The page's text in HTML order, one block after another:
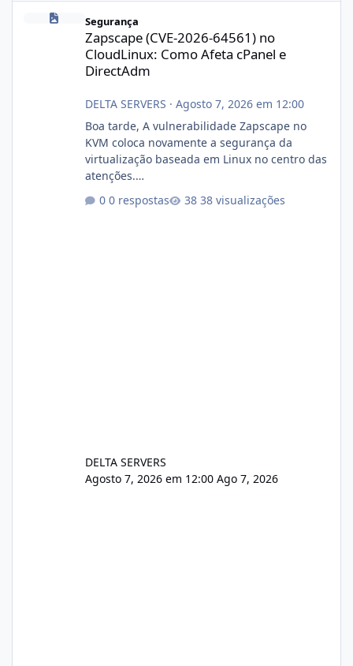
Zapscape (CVE-2026-64561) no CloudLinux: Como Afeta cPanel
Segurança
Zapscape (CVE-2026-64561) no
CloudLinux: Como Afeta cPanel e
DirectAdm
DELTA SERVERS · Agosto 7, 2026 em 12:00
Boa tarde, A vulnerabilidade Zapscape no
KVM coloca novamente a segurança da
virtualização baseada em Linux no centro das
atenções.
https://cloudlinux.statuspage.io/incidents/dlr
xjx23zz5f Criamos uma breve explicação:
0 respostas 38 visualizações
DELTA SERVERS
Agosto 7, 2026 em 12:00 Ago 7, 2026